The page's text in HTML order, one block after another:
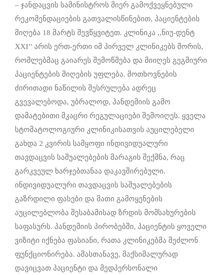
– ჯანდაცვის სამინისტროს მიერ გამოქვეყნებული
რეკომენდაციების გათვალისწინებით, პაციენტების
მიღება 18 მარტს შევწყვიტეთ. კლინიკა ,,ნიუ-დენტ
XXI’’ არის ერთ-ერთი იმ პირველ კლინიკებს შორის,
რომლებმაც გაიარეს შემოწმება და მიიღეს გეგმიური
პაციენტების მიღების უფლება. მოთხოვნების
ძირითადი ნაწილის შესრულება ადრეც
გვევალებოდა, უბრალოდ, პანდემიის გამო
დამატებითი მკაცრი რეგულაციები შემოიღეს. ყველა
სტომატოლოგიური კლინიკისათვის აუცილებელი
გახდა 2 კვირის სამყოფი ინდივიდუალური
თავდაცვის საშუალებების მარაგის შექმნა, რაც
გარკვეულ ხარჯებთანაა დაკავშირებული.
ინდივიდუალური თავდაცვის საშუალებების
გაზრდილი ფასები და მათი გამოყენების
აუცილებლობა შესაბამისად ზრდის მომსახურების
საფასურს. პანდემიის პირობებში, პაციენტის ყოველი
ვიზიტი იქნება ფასიანი, რათა კლინიკებმა შეძლონ
ფუნქციონირება. ამასთანავე, მაქსიმალურად
დავიცვათ პაციენტი და მედპერსონალი